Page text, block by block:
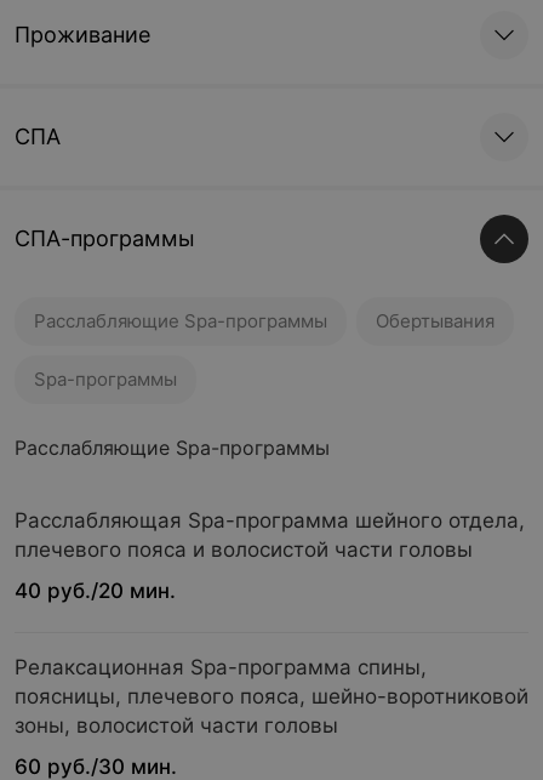
Проживание
СПА
СПА-программы
Расслабляющие Spa-программы Обертывания
Spa-программы
Расслабляющие Spa-программы
Расслабляющая Spa-программа шейного отдела,
плечевого пояса и волосистой части головы
40 руб./20 мин.
Релаксационная Spa-программа спины,
поясницы, плечевого пояса, шейно-воротниковой
зоны, волосистой части головы
60 руб./30 мин.